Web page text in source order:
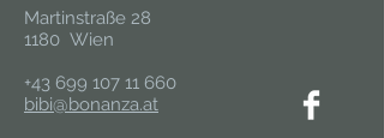
Martinstraße 28
1180 Wien
+43 699 107 11 660
bibi@bonanza.at